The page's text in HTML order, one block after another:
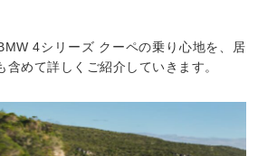
4シリーズ クーペの乗り心地を、居
含めて詳しくご紹介していきます。